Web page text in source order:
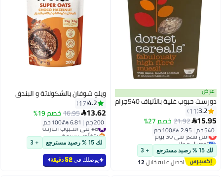
عرض
دورست حبوب غنية بالألياف 540جرام
3.2
11
15.95
21.92خصم 27%
540 جم |
أقل سعر في 30 يوم
توصيل مجاني
أقل سعر في 30 يوملك 15 % رصيد مسترجع + 3
احصل عليه خلال12
ويلو شوفان بالشكولاتة و البندق
4.2
17
13.62
16.95خصم 19%
200 جم | #8 في الحبوب الباردة
بتخلّص بسرعة
#8 في الحبوب الباردةلك 15 % رصيد مسترجع + 3
يوصلك في52 دقيقة